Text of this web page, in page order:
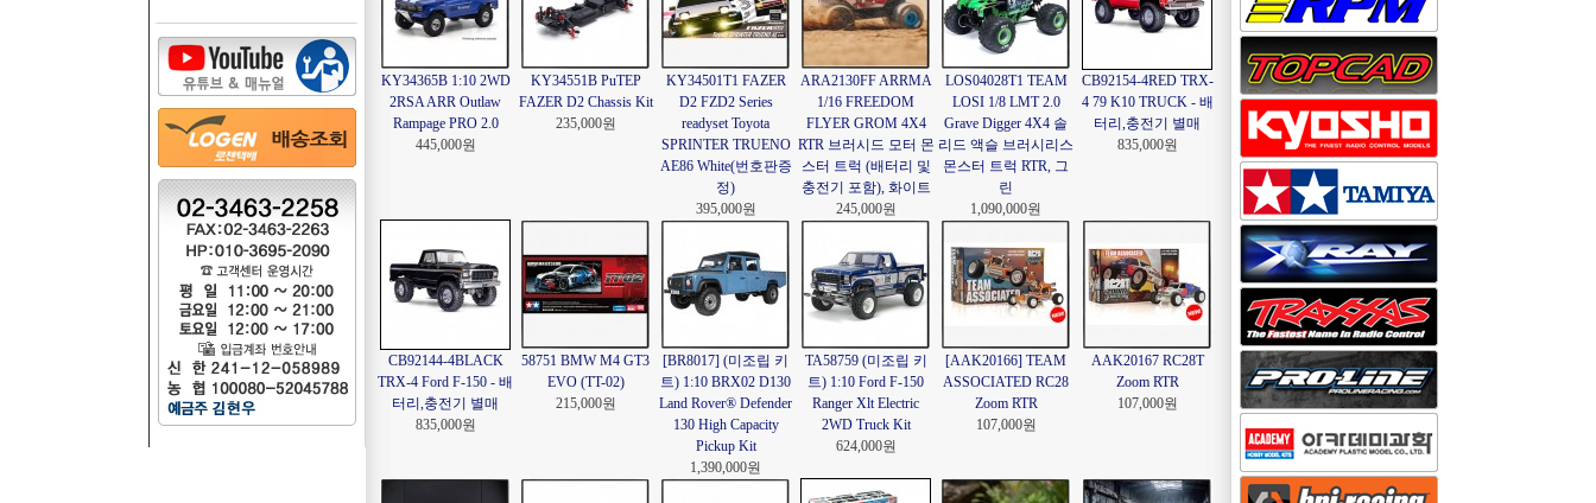
KY34365B 1:10 2WD
2RSA ARR Outlaw
Rampage PRO 2.0
445,000원
KY34551B PuTEP
FAZER D2 Chassis Kit
235,000원
KY34501T1 FAZER
D2 FZD2 Series
readyset Toyota
SPRINTER TRUENO
AE86 White(번호판증
정)
395,000원
ARA2130FF ARRMA
1/16 FREEDOM
FLYER GROM 4X4
RTR 브러시드 모터 몬
스터 트럭 (배터리 및
충전기 포함), 화이트
245,000원
LOS04028T1 TEAM
LOSI 1/8 LMT 2.0
Grave Digger 4X4 솔
리드 액슬 브러시리스
몬스터 트럭 RTR, 그
린
1,090,000원
CB92154-4RED TRX-
4 79 K10 TRUCK - 배
터리,충전기 별매
835,000원
CB92144-4BLACK
TRX-4 Ford F-150 - 배
터리,충전기 별매
835,000원
58751 BMW M4 GT3
EVO (TT-02)
215,000원
[BR8017] (미조립 키
트) 1:10 BRX02 D130
Land Rover® Defender
130 High Capacity
Pickup Kit
1,390,000원
TA58759 (미조립 키
트) 1:10 Ford F-150
Ranger Xlt Electric
2WD Truck Kit
624,000원
[AAK20166] TEAM
ASSOCIATED RC28
Zoom RTR
107,000원
AAK20167 RC28T
Zoom RTR
107,000원